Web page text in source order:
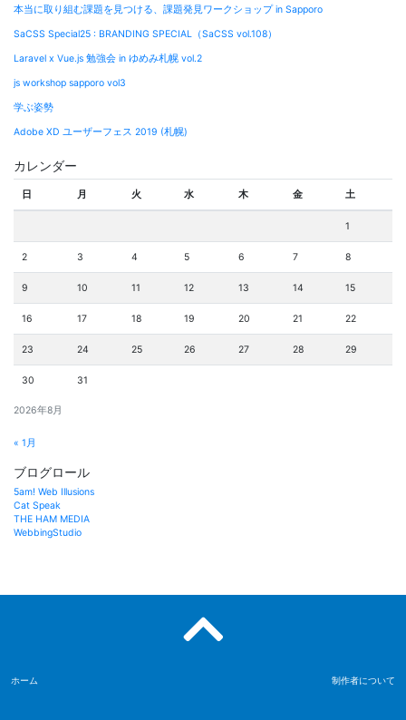
本当に取り組む課題を見つける、課題発見ワークショップ in Sapporo
SaCSS Special25 : BRANDING SPECIAL（SaCSS vol.108）
Laravel x Vue.js 勉強会 in ゆめみ札幌 vol.2
js workshop sapporo vol3
学ぶ姿勢
Adobe XD ユーザーフェス 2019 (札幌)
カレンダー
2026年8月
日 月 火 水 木 金 土
1
2 3 4 5 6 7 8
9 10 11 12 13 14 15
16 17 18 19 20 21 22
23 24 25 26 27 28 29
30 31
« 1月
ブログロール
5am! Web Illusions
Cat Speak
THE HAM MEDIA
WebbingStudio
ホーム 制作者について